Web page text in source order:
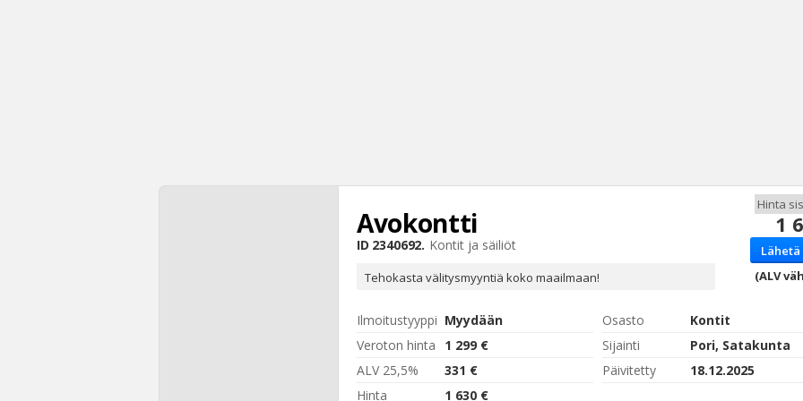
1
(ALV
Avokontti
ID 2340692. Kontit ja säiliöt
Tehokasta välitysmyyntiä koko maailmaan!
Ilmoitustyyppi Myydään Osasto
Kontit
Veroton hinta
1 299 € Sijainti
Pori, Satakunta
ALV 25,5%
331 € Päivitetty
18.12.2025
Hinta
1 630 €